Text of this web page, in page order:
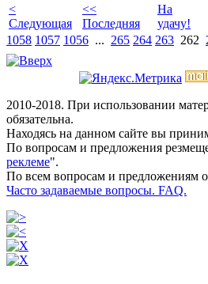
<
Следующая
<<
Последняя
На
удачу!
1058 1057 1056 ... 265 264 263 262
2010-2018. При использовании
обязательна.
Находясь на данном сайте вы
По вопросам и предложения
реклеме".
По всем вопросам и предложениям
Часто задаваемые вопросы. FAQ.